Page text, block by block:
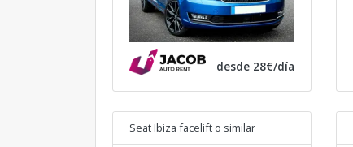
desde 28€/día
Seat Ibiza facelift o similar